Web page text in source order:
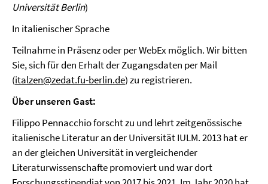
Universität Berlin)
In italienischer Sprache
Teilnahme in Präsenz oder per WebEx möglich. Wir bitten
Sie, sich für den Erhalt der Zugangsdaten per Mail
(italzen@zedat.fu-berlin.de) zu registrieren.
Über unseren Gast:
Filippo Pennacchio forscht zu und lehrt zeitgenössische
italienische Literatur an der Universität IULM. 2013 hat er
an der gleichen Universität in vergleichender
Literaturwissenschafte promoviert und war dort